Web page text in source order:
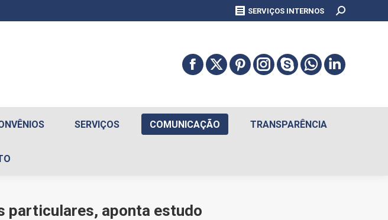
SERVIÇOS INTERNOS Search:
SERVIÇOS COMUNICAÇÃO TRANSPARÊNCIA
particulares, aponta estudo